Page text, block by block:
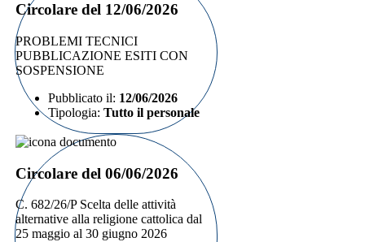
Circolare del 12/06/2026
PROBLEMI TECNICI
PUBBLICAZIONE ESITI CON
SOSPENSIONE
Pubblicato il: 12/06/2026
Tipologia: Tutto il personale
Circolare del 06/06/2026
C. 682/26/P Scelta delle attività
alternative alla religione cattolica dal
25 maggio al 30 giugno 2026